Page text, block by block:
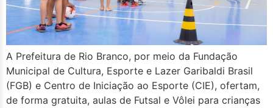
A Prefeitura de Rio Branco, por meio da Fundação
Municipal de Cultura, Esporte e Lazer Garibaldi Brasil
(FGB) e Centro de Iniciação ao Esporte (CIE), ofertam,
de forma gratuita, aulas de Futsal e Vôlei para crianças